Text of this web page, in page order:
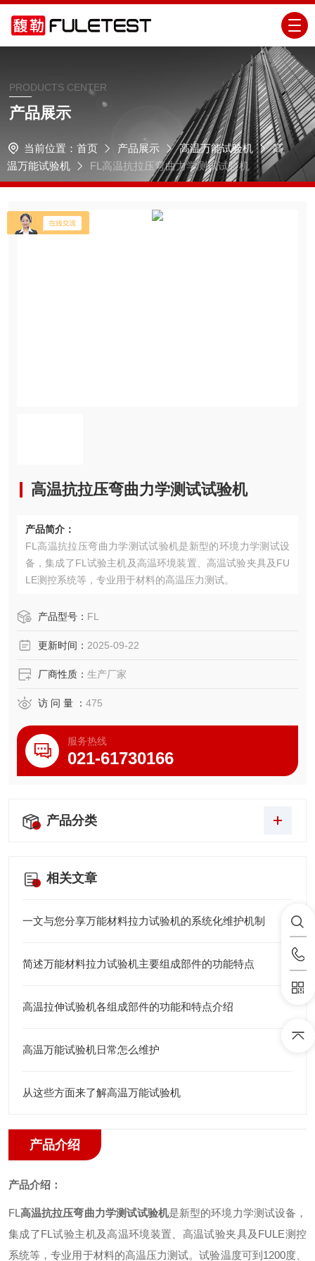
PRODUCTS CENTER
产品展示
当前位置： 首页 产品展示 高温万能试验机
高
温万能试验机
FL高温抗拉压弯曲力学测试试验机
高温抗拉压弯曲力学测试试验机
产品简介：
FL高温抗拉压弯曲力学测试试验机是新型的环境力学测试设
备，集成了FL试验主机及高温环境装置、高温试验夹具及FU
LE测控系统等，专业用于材料的高温压力测试。
产品型号： FL
更新时间： 2025-09-22
厂商性质： 生产厂家
访 问 量 ： 475
服务热线
021-61730166
产品分类
相关文章
一文与您分享万能材料拉力试验机的系统化维护机制
简述万能材料拉力试验机主要组成部件的功能特点
高温拉伸试验机各组成部件的功能和特点介绍
高温万能试验机日常怎么维护
从这些方面来了解高温万能试验机
产品介绍
产品介绍：
FL 高温抗拉压弯曲力学测试试验机是新型的环境力学测试设备 ，
集成了FL试验主机及高温环境装置、高温试验夹具及 FULE测控
系统等，专业用于材料的高温压力测试。试验温度可到 1200度、